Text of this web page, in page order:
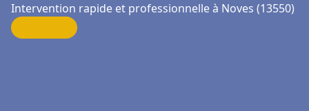
Intervention rapide et professionnelle à Noves (13550)